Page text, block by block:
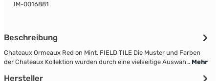
IM-0016881
Beschreibung
Chateaux Ormeaux Red on Mint, FIELD TILE Die Muster und Farben
der Chateaux Kollektion wurden durch eine vielseitige Auswah… Mehr
Hersteller